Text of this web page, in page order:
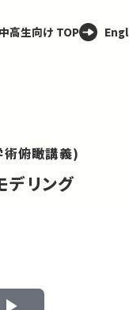
中高生向け TOP
術俯瞰講義)
リング